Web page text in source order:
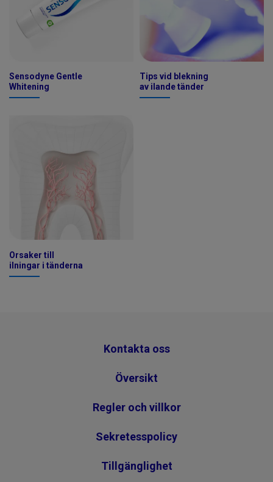
Sensodyne Gentle
Whitening
Tips vid blekning
av ilande tänder
Orsaker till
ilningar i tänderna
Kontakta oss
Översikt
Regler och villkor
Sekretesspolicy
Tillgänglighet